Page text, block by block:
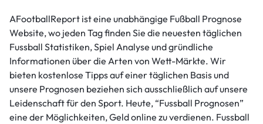
AFootballReport ist eine unabhängige Fußball Prognose
Website, wo jeden Tag finden Sie die neuesten täglichen
Fussball Statistiken, Spiel Analyse und gründliche
Informationen über die Arten von Wett-Märkte. Wir
bieten kostenlose Tipps auf einer täglichen Basis und
unsere Prognosen beziehen sich ausschließlich auf unsere
Leidenschaft für den Sport. Heute, “Fussball Prognosen”
eine der Möglichkeiten, Geld online zu verdienen. Fussball